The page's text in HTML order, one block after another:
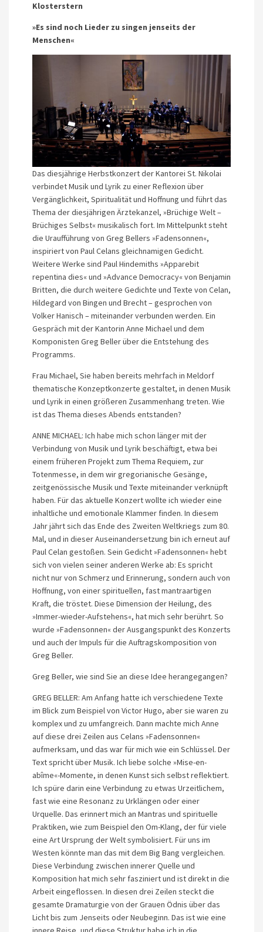
Klosterstern
»Es sind noch Lieder zu singen jenseits der
Menschen«
Das diesjährige Herbstkonzert der Kantorei St. Nikolai
verbindet Musik und Lyrik zu einer Reflexion über
Vergänglichkeit, Spiritualität und Hoffnung und führt das
Thema der diesjährigen Ärztekanzel, »Brüchige Welt –
Brüchiges Selbst« musikalisch fort. Im Mittelpunkt steht
die Uraufführung von Greg Bellers »Fadensonnen«,
inspiriert von Paul Celans gleichnamigen Gedicht.
Weitere Werke sind Paul Hindemiths »Apparebit
repentina dies« und »Advance Democracy« von Benjamin
Britten, die durch weitere Gedichte und Texte von Celan,
Hildegard von Bingen und Brecht – gesprochen von
Volker Hanisch – miteinander verbunden werden. Ein
Gespräch mit der Kantorin Anne Michael und dem
Komponisten Greg Beller über die Entstehung des
Programms.
Frau Michael, Sie haben bereits mehrfach in Meldorf
thematische Konzeptkonzerte gestaltet, in denen Musik
und Lyrik in einen größeren Zusammenhang treten. Wie
ist das Thema dieses Abends entstanden?
ANNE MICHAEL: Ich habe mich schon länger mit der
Verbindung von Musik und Lyrik beschäftigt, etwa bei
einem früheren Projekt zum Thema Requiem, zur
Totenmesse, in dem wir gregorianische Gesänge,
zeitgenössische Musik und Texte miteinander verknüpft
haben. Für das aktuelle Konzert wollte ich wieder eine
inhaltliche und emotionale Klammer finden. In diesem
Jahr jährt sich das Ende des Zweiten Weltkriegs zum 80.
Mal, und in dieser Auseinandersetzung bin ich erneut auf
Paul Celan gestoßen. Sein Gedicht »Fadensonnen« hebt
sich von vielen seiner anderen Werke ab: Es spricht
nicht nur von Schmerz und Erinnerung, sondern auch von
Hoffnung, von einer spirituellen, fast mantraartigen
Kraft, die tröstet. Diese Dimension der Heilung, des
»Immer-wieder-Aufstehens«, hat mich sehr berührt. So
wurde »Fadensonnen« der Ausgangspunkt des Konzerts
und auch der Impuls für die Auftragskomposition von
Greg Beller.
Greg Beller, wie sind Sie an diese Idee herangegangen?
GREG BELLER: Am Anfang hatte ich verschiedene Texte
im Blick zum Beispiel von Victor Hugo, aber sie waren zu
komplex und zu umfangreich. Dann machte mich Anne
auf diese drei Zeilen aus Celans »Fadensonnen«
aufmerksam, und das war für mich wie ein Schlüssel. Der
Text spricht über Musik. Ich liebe solche »Mise-en-
abîme«-Momente, in denen Kunst sich selbst reflektiert.
Ich spüre darin eine Verbindung zu etwas Urzeitlichem,
fast wie eine Resonanz zu Urklängen oder einer
Urquelle. Das erinnert mich an Mantras und spirituelle
Praktiken, wie zum Beispiel den Om-Klang, der für viele
eine Art Ursprung der Welt symbolisiert. Für uns im
Westen könnte man das mit dem Big Bang vergleichen.
Diese Verbindung zwischen innerer Quelle und
Komposition hat mich sehr fasziniert und ist direkt in die
Arbeit eingeflossen. In diesen drei Zeilen steckt die
gesamte Dramaturgie von der Grauen Ödnis über das
Licht bis zum Jenseits oder Neubeginn. Das ist wie eine